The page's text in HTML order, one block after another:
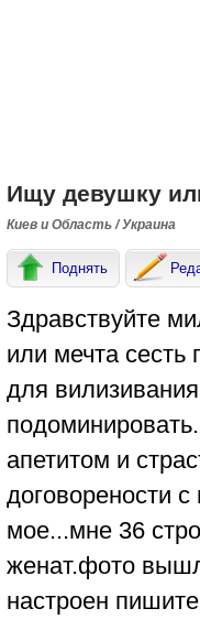
Ищу девушку
Киев и Область / Украина
Поднять
Здравствуйте
или мечта
для
апетитом и
договорености
мое...мне 36
женат.фото
настроен